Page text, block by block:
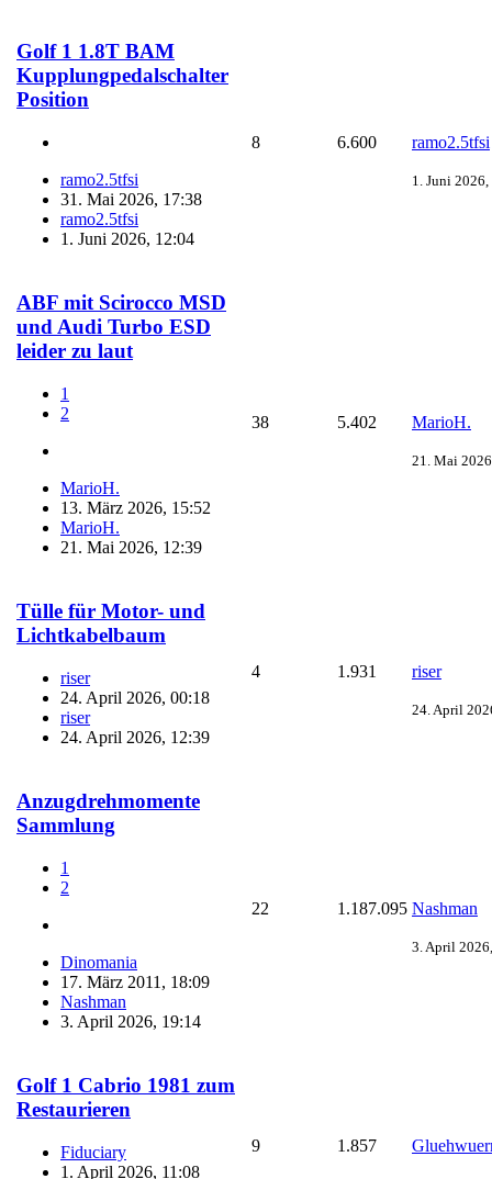
Golf 1 1.8T BAM
Kupplungpedalschalter
Position
ramo2.5tfsi
31. Mai 2026, 17:38
ramo2.5tfsi
1. Juni 2026, 12:04
8 6.600 ramo2.5tfsi
1. Juni
ABF mit Scirocco MSD
und Audi Turbo ESD
leider zu laut
1
2
MarioH.
13. März 2026, 15:52
MarioH.
21. Mai 2026, 12:39
38 5.402 MarioH.
21. Mai
Tülle für Motor- und
Lichtkabelbaum
riser
24. April 2026, 00:18
riser
24. April 2026, 12:39
4 1.931 riser
24. April
Anzugdrehmomente
Sammlung
1
2
Dinomania
17. März 2011, 18:09
Nashman
3. April 2026, 19:14
22 1.187.095 Nashman
3. April
Golf 1 Cabrio 1981 zum
Restaurieren
Fiduciary
1. April 2026, 11:08
9 1.857